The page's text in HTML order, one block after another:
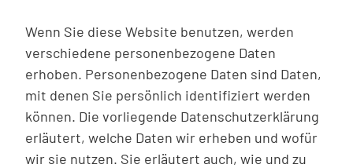
Wenn Sie diese Website benutzen, werden
verschiedene personenbezogene Daten
erhoben. Personenbezogene Daten sind Daten,
mit denen Sie persönlich identifiziert werden
können. Die vorliegende Datenschutzerklärung
erläutert, welche Daten wir erheben und wofür
wir sie nutzen. Sie erläutert auch, wie und zu